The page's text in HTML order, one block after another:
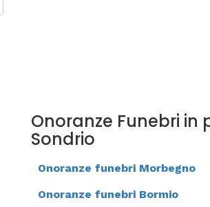
Onoranze Funebri in
Sondrio
Onoranze funebri Morbegno
Onoranze funebri Bormio